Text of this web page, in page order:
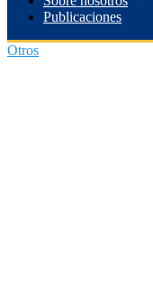
Publicaciones
Otros